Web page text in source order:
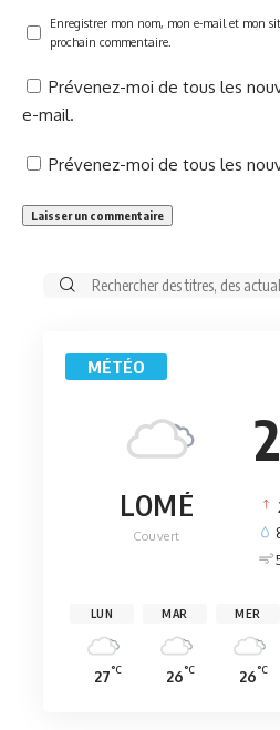
Enregistrer mon nom, mon e-mail et mon
prochain commentaire.
Prévenez-moi de tous les
e-mail.
Prévenez-moi de tous les
Rechercher:
MÉTÉO
LOMÉ
Couvert
LUN
27°C
MAR
26°C
MER
26°C